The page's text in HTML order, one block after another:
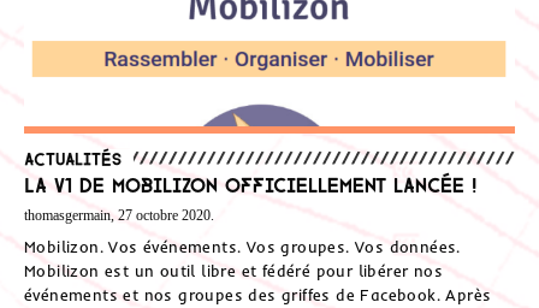
Actualités
La V1 de Mobilizon officiellement lancée !
thomasgermain, 27 octobre 2020.
Mobilizon. Vos événements. Vos groupes. Vos données.
Mobilizon est un outil libre et fédéré pour libérer nos
événements et nos groupes des griffes de Facebook. Après